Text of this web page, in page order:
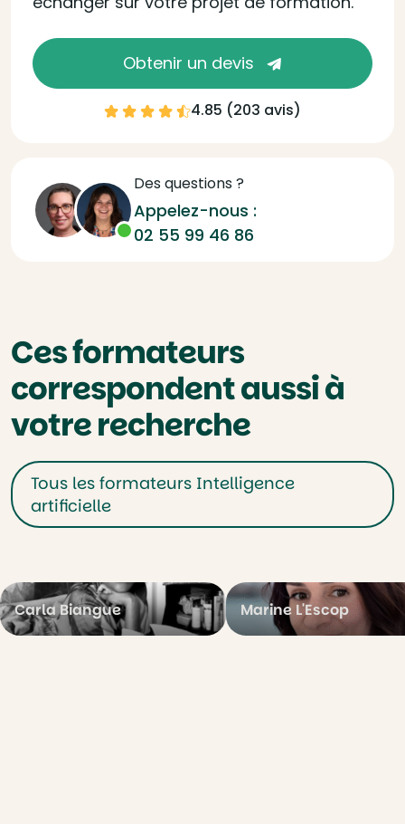
Obtenir un devis
4.85 (203 avis)
Des questions ?
Appelez-nous :
02 55 99 46 86
Ces formateurs
correspondent aussi à
votre recherche
Tous les formateurs Intelligence
artificielle
Carla Biangue Marine L'Escop